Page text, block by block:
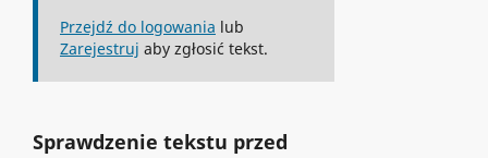
Przejdź do logowania lub
Zarejestruj aby zgłosić tekst.
Sprawdzenie tekstu przed